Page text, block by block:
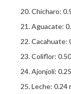
Chícharo:
Aguacate:
Cacahuate:
Coliflor:
Ajonjolí:
Leche: 0.24